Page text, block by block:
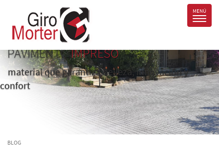
PAVIMENTOIMPRESO
material que garantiza belleza, innovación y
confort
BLOG